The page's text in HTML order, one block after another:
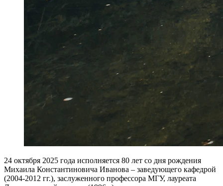
24 октября 2025 года исполняется 80 лет со дня рождения
Михаила Константиновича Иванова – заведующего кафедрой
(2004-2012 гг.), заслуженного профессора МГУ, лауреата